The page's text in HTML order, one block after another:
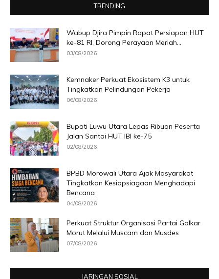
TRENDING
Wabup Djira Pimpin Rapat Persiapan HUT
ke-81 RI, Dorong Perayaan Meriah...
03/08/2026
Kemnaker Perkuat Ekosistem K3 untuk
Tingkatkan Pelindungan Pekerja
06/08/2026
Bupati Luwu Utara Lepas Ribuan Peserta
Jalan Santai HUT IBI ke-75
02/08/2026
BPBD Morowali Utara Ajak Masyarakat
Tingkatkan Kesiapsiagaan Menghadapi
Bencana
04/08/2026
Perkuat Struktur Organisasi Partai Golkar
Morut Melalui Muscam dan Musdes
07/08/2026
JARINGAN SOSIAL